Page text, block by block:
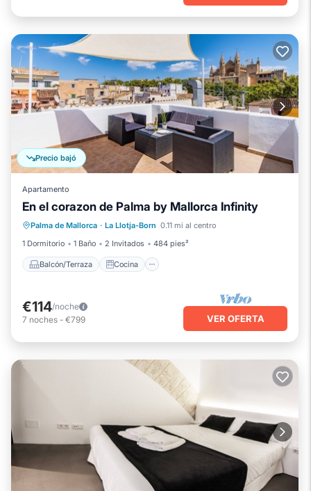
Precio bajó
Apartamento
En el corazon de Palma by Mallorca Infinity
Palma de Mallorca · La Llotja-Born 0.11 mi al centro
1 Dormitorio
1 Baño 2 Invitados 484 pies²
Balcón/Terraza Cocina
Balcón/Terraza
Cocina
Aire acondicionado
Internet
€114/noche
7 noches - €799 VER OFERTA